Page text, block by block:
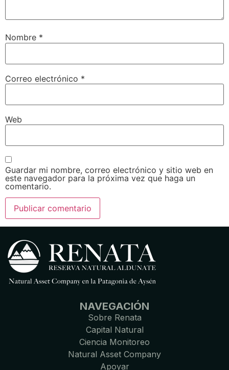
Nombre *
Correo electrónico *
Web
Guardar mi nombre, correo electrónico y sitio web en
este navegador para la próxima vez que haga un
comentario.
NAVEGACIÓN
Sobre Renata
Capital Natural
Ciencia Monitoreo
Natural Asset Company
Apoyar